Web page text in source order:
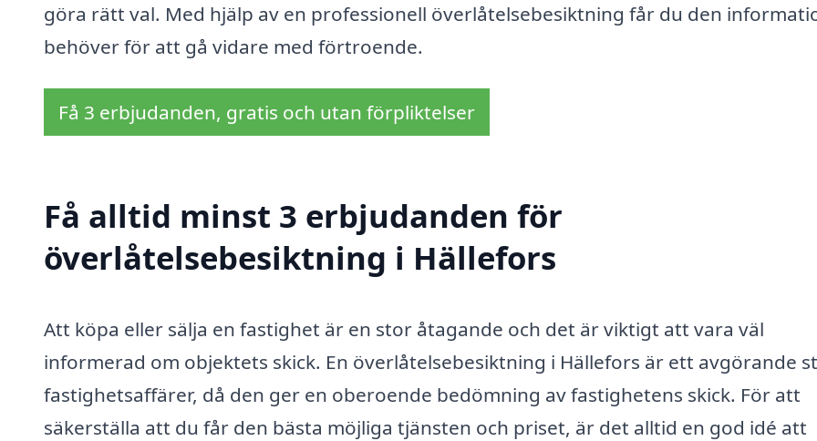
göra rätt val. Med hjälp av en professionell överlåtelsebesiktning får du den
behöver för att gå vidare med förtroende.
Få 3 erbjudanden, gratis och utan förpliktelser
Få alltid minst 3 erbjudanden för
överlåtelsebesiktning i Hällefors
Att köpa eller sälja en fastighet är en stor åtagande och det är viktigt att vara väl
informerad om objektets skick. En överlåtelsebesiktning i Hällefors är ett avgörande
fastighetsaffärer, då den ger en oberoende bedömning av fastighetens skick. För att
säkerställa att du får den bästa möjliga tjänsten och priset, är det alltid en god idé att